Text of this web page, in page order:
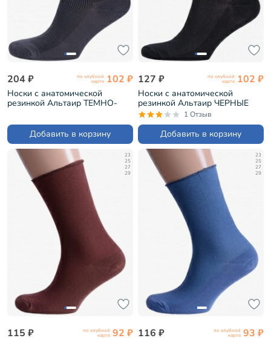
204 ₽ по клубной
карте 102 ₽
Носки с анатомической
резинкой Альтаир ТЕМНО-
Добавить в корзину
127 ₽ по клубной
карте 102 ₽
Носки с анатомической
резинкой Альтаир ЧЕРНЫЕ
(С198)
1 Отзыв
Добавить в корзину
23
25
27
29
115 ₽ по клубной
карте 92 ₽
23
25
27
29
116 ₽ по клубной
карте 93 ₽